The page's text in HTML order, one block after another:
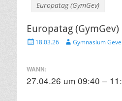
Europatag (GymGev)
Europatag (GymGev)
Veröffentlicht
18.03.26 AutorGymnasium
WANN:
27.04.26 um 09:40 –